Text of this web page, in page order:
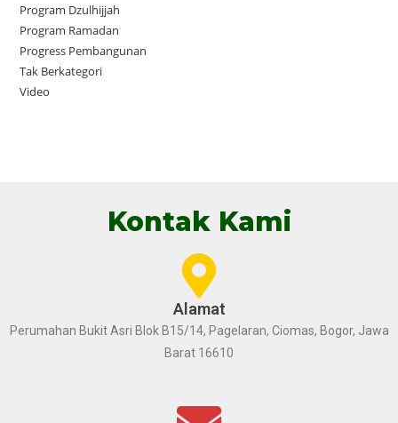
Program Dzulhijjah
Program Ramadan
Progress Pembangunan
Tak Berkategori
Video
Kontak Kami
Alamat
Perumahan Bukit Asri Blok B15/14, Pagelaran, Ciomas, Bogor, Jawa
Barat 16610